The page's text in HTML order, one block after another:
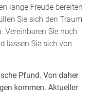
lange Freude bereiten
Sie sich den Traum
Vereinbaren Sie noch
lassen Sie sich von
Pfund. Von daher
kommen. Aktueller